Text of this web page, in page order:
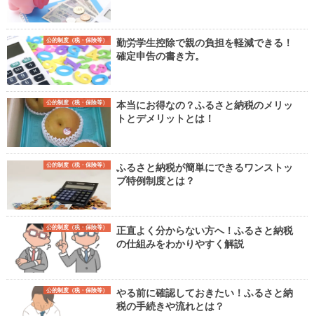
公的制度（税・保険等）
勤労学生控除で親の負担を軽減できる！
確定申告の書き方。
公的制度（税・保険等）
本当にお得なの？ふるさと納税のメリッ
トとデメリットとは！
公的制度（税・保険等）
ふるさと納税が簡単にできるワンストッ
プ特例制度とは？
公的制度（税・保険等）
正直よく分からない方へ！ふるさと納税
の仕組みをわかりやすく解説
公的制度（税・保険等）
やる前に確認しておきたい！ふるさと納
税の手続きや流れとは？